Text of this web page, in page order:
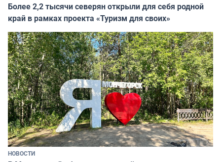
Более 2,2 тысячи северян открыли для себя родной
край в рамках проекта «Туризм для своих»
НОВОСТИ